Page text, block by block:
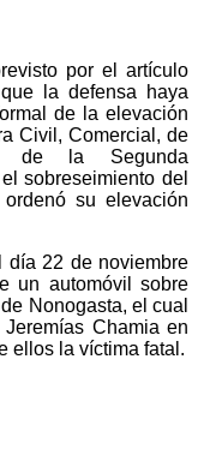
por el artículo
la defensa haya
de la elevación
Civil, Comercial, de
de la Segunda
sobreseimiento del
su elevación
día 22 de noviembre
un automóvil sobre
Nonogasta, el cual
Chamia en
ellos la víctima fatal.